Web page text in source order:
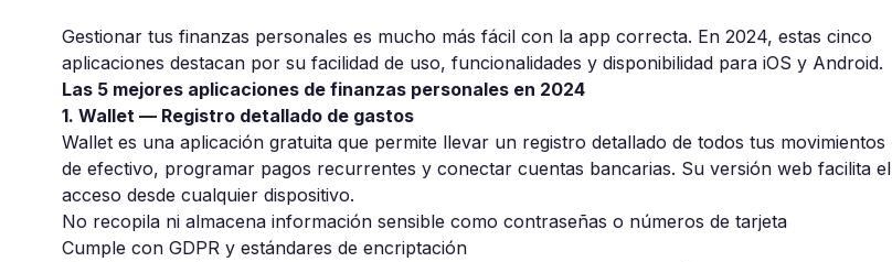
Gestionar tus finanzas personales es mucho más fácil con la app correcta. En 2024, estas cinco
aplicaciones destacan por su facilidad de uso, funcionalidades y disponibilidad para iOS y Android.
Las 5 mejores aplicaciones de finanzas personales en 2024
1. Wallet — Registro detallado de gastos
Wallet es una aplicación gratuita que permite llevar un registro detallado de todos tus movimientos
de efectivo, programar pagos recurrentes y conectar cuentas bancarias. Su versión web facilita el
acceso desde cualquier dispositivo.
No recopila ni almacena información sensible como contraseñas o números de tarjeta
Cumple con GDPR y estándares de encriptación